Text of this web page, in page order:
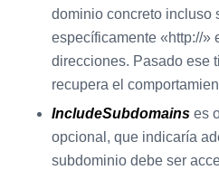
dominio concreto incluso
específicamente «http://»
direcciones. Pasado ese
recupera el
IncludeSubdomains es
opcional, que indicaría
subdominio debe ser